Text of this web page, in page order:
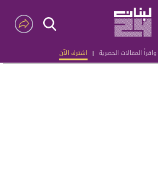
المقالات الحصرية | اشترك الآن
Advertisement